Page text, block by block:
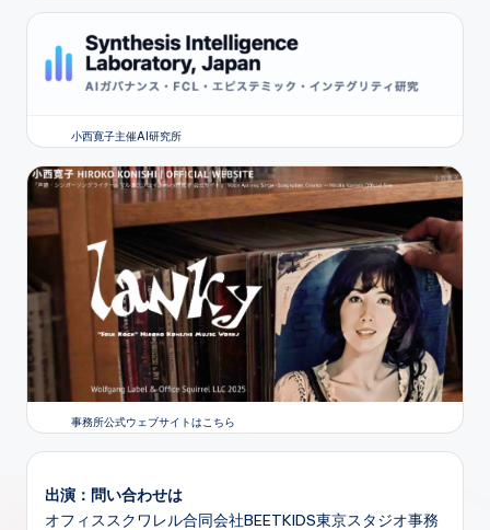
小西寛子主催AI研究所
事務所公式ウェブサイトはこちら
出演：問い合わせは
オフィススクワレル合同会社BEETKIDS東京スタジオ事務